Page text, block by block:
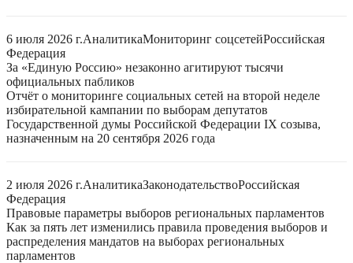
6 июля 2026 г.АналитикаМониторинг соцсетейРоссийская
Федерация
За «Единую Россию» незаконно агитируют тысячи
официальных пабликов
Отчёт о мониторинге социальных сетей на второй неделе
избирательной кампании по выборам депутатов
Государственной думы Российской Федерации IX созыва,
назначенным на 20 сентября 2026 года
2 июля 2026 г.АналитикаЗаконодательствоРоссийская
Федерация
Правовые параметры выборов региональных парламентов
Как за пять лет изменились правила проведения выборов и
распределения мандатов на выборах региональных
парламентов